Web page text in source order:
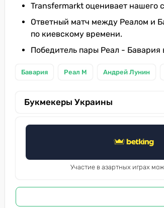
Transfermarkt оценивает нашего
Ответный матч между Реалом и
по киевскому времени.
Победитель пары Реал -
Бавария Реал М Андрей Лунин
Букмекеры Украины
Участие в азартных играх